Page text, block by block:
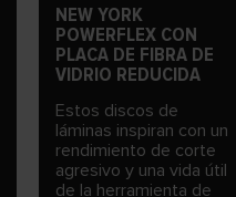
NEW YORK
POWERFLEX CON
PLACA DE FIBRA DE
VIDRIO REDUCIDA
Estos discos de
láminas inspiran con un
rendimiento de corte
agresivo y una vida útil
de la herramienta de